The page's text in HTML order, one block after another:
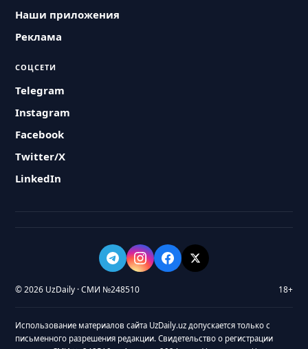
Наши приложения
Реклама
СОЦСЕТИ
Telegram
Instagram
Facebook
Twitter/X
LinkedIn
© 2026 UzDaily · СМИ №248510 18+
Использование материалов сайта UzDaily.uz допускается только с
письменного разрешения редакции. Свидетельство о регистрации